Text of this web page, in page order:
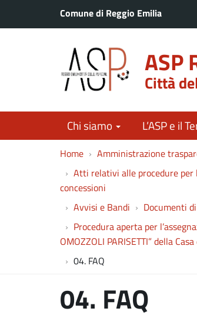
Comune di Reggio Emilia
ASP
Città
Chi siamo L’ASP e il
Home Amministrazione
Atti relativi alle procedure per
concessioni
Avvisi e Bandi
Documenti
Procedura aperta per
OMOZZOLI PARISETTI” della
04. FAQ
04. FAQ